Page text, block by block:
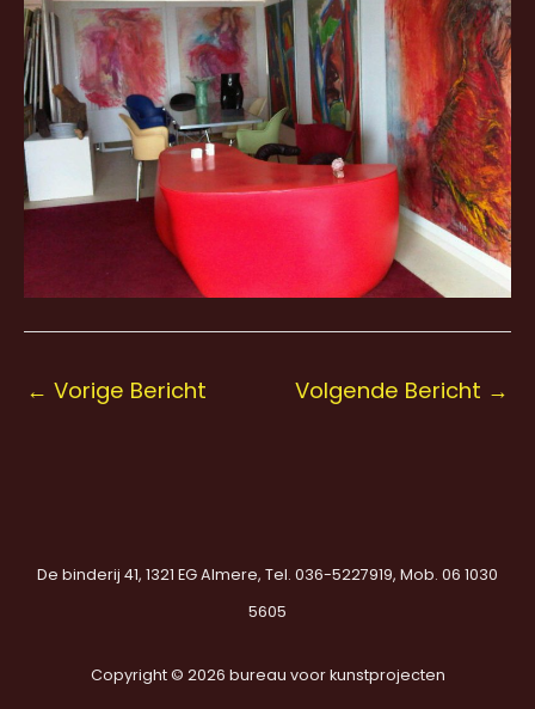
← Vorige Bericht Volgende Bericht →
De binderij 41, 1321 EG Almere, Tel. 036-5227919, Mob. 06 1030
5605
Copyright © 2026 bureau voor kunstprojecten